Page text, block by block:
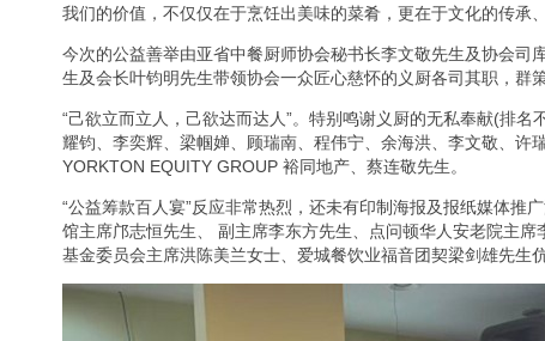
我们的价值，不仅仅在于烹饪出美味的菜肴，更在于文化的传承
今次的公益善举由亚省中餐厨师协会秘书长李文敬先生及协会
生及会长叶钧明先生带领协会一众匠心慈怀的义厨各司其职，群
“己欲立而立人，己欲达而达人”。特别鸣谢义厨的无私奉献(排
耀钧、李奕辉、梁帼婵、顾瑞南、程伟宁、余海洪、李文敬、许
YORKTON EQUITY GROUP 裕同地产、蔡连敬先生。
“公益筹款百人宴”反应非常热烈，还未有印制海报及报纸媒体推
馆主席邝志恒先生、 副主席李东方先生、点问顿华人安老院主
基金委员会主席洪陈美兰女士、爱城餐饮业福音团契梁剑雄先生